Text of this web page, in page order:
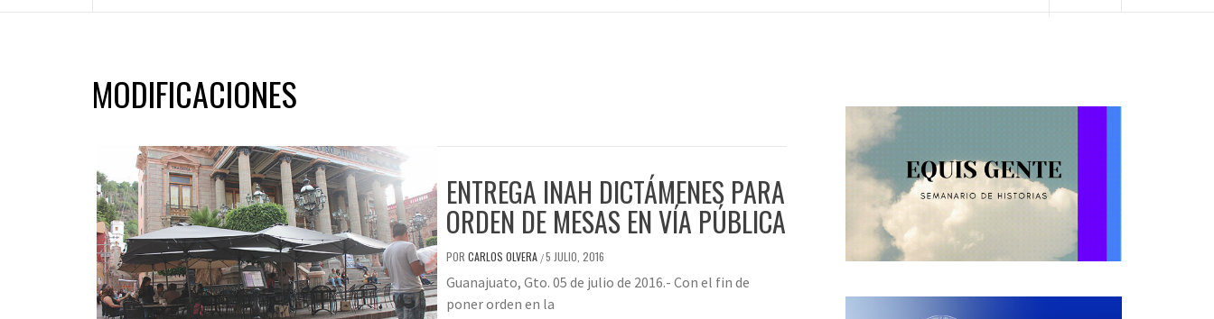
MODIFICACIONES
ENTREGA INAH DICTÁMENES PARA
ORDEN DE MESAS EN VÍA PÚBLICA
POR CARLOS OLVERA /5 JULIO, 2016
Guanajuato, Gto. 05 de julio de 2016.- Con el fin de
poner orden en la